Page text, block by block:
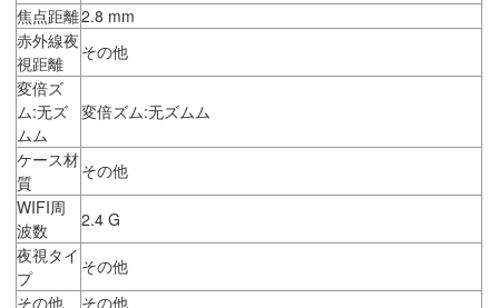
焦点距離2.8 mm
赤外線夜
視距離
その他
変倍ズ
ム:无ズ
ムム
変倍ズム:无ズムム
ケース材
質
その他
WIFI周
波数
2.4 G
夜視タイ
プ
その他
その他
その他